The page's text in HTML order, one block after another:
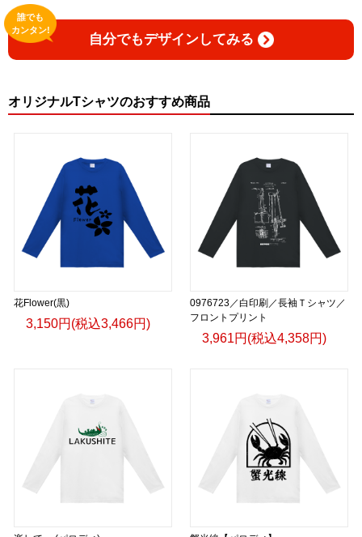
自分でもデザインしてみる
誰でも
カンタン!
オリジナルTシャツのおすすめ商品
花Flower(黒)
3,150円(税込3,466円)
0976723／白印刷／長袖Ｔシャツ／
フロントプリント
3,961円(税込4,358円)